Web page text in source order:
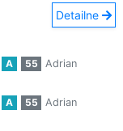
Detailne
A 55
Adrian
A 55
Adrian